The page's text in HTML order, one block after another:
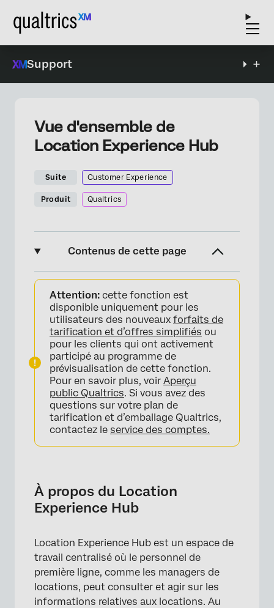
Support
Vue d'ensemble de
Location Experience Hub
Suite Customer Experience
Produit Qualtrics
Contenus de cette page
À propos du Location Experience Hub
Accès à Location Experience Hub
Naviguer dans Location Experience Hub
Autorisations
Migration à partir de l’ancien Location
Experience Hub
Attention: cette fonction est
disponible uniquement pour les
utilisateurs des nouveaux forfaits de
tarification et d’offres simplifiés ou
pour les clients qui ont activement
participé au programme de
prévisualisation de cette fonction.
Pour en savoir plus, voir Aperçu
public Qualtrics. Si vous avez des
questions sur votre plan de
tarification et d’emballage Qualtrics,
contactez le service des comptes.
À propos du Location
Experience Hub
Location Experience Hub est un espace de
travail centralisé où le personnel de
première ligne, comme les managers de
locations, peut consulter et agir sur les
informations relatives aux locations. Au